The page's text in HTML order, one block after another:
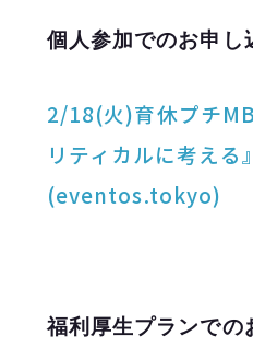
個人参加でのお申
2/18(火)育休プチ
リティカルに考える』
(eventos.tokyo)
福利厚生プランで